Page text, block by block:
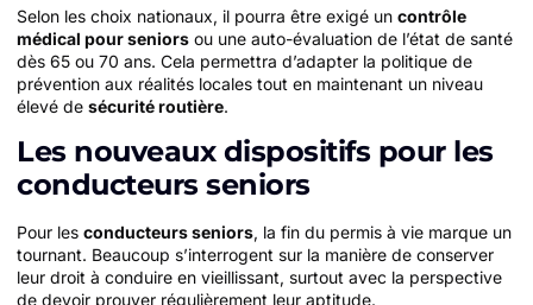
Selon les choix nationaux, il pourra être exigé un contrôle
médical pour seniors ou une auto-évaluation de l’état de santé
dès 65 ou 70 ans. Cela permettra d’adapter la politique de
prévention aux réalités locales tout en maintenant un niveau
élevé de sécurité routière.
Les nouveaux dispositifs pour les
conducteurs seniors
Pour les conducteurs seniors, la fin du permis à vie marque un
tournant. Beaucoup s’interrogent sur la manière de conserver
leur droit à conduire en vieillissant, surtout avec la perspective
de devoir prouver régulièrement leur aptitude.